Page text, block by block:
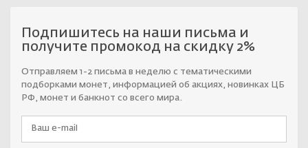
Подпишитесь на наши письма и
получите промокод на скидку 2%
Отправляем 1-2 письма в неделю с тематическими
подборками монет, информацией об акциях, новинках ЦБ
РФ, монет и банкнот со всего мира.